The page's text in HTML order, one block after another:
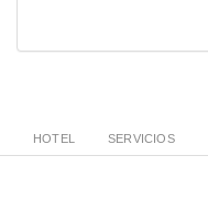
HOTEL SERVICIOS